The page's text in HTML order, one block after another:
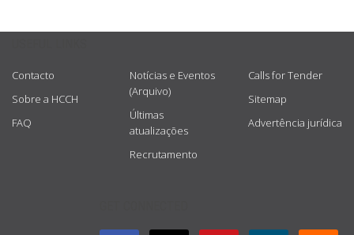
Contacto
Sobre a HCCH
FAQ
Notícias e Eventos
(Arquivo)
Últimas
atualizações
Recrutamento
Calls for Tender
Sitemap
Advertência jurídica